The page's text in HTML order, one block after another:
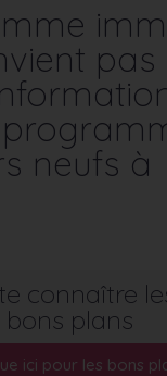
pas
neufs à
connaître
bons plans
ici pour les bons